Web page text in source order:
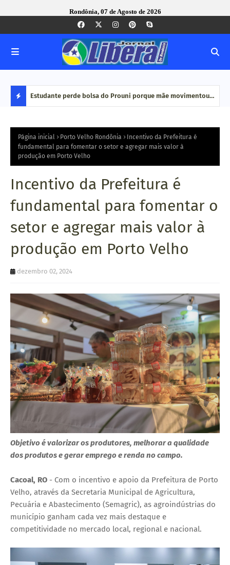
Rondônia, 07 de Agosto de 2026
S
A
Estudante perde bolsa do Prouni porque mãe movimentou
renda', diz
Página inicial Porto Velho Rondônia
Incentivo da Prefeitura é
fundamental para fomentar o setor e agregar mais valor à
produção em Porto Velho
Incentivo da Prefeitura é
fundamental para fomentar o
setor e agregar mais valor à
produção em Porto Velho
dezembro 02, 2024
Objetivo é valorizar os produtores, melhorar a qualidade
dos produtos e gerar emprego e renda no campo.
Cacoal, RO - Com o incentivo e apoio da Prefeitura de Porto
Velho, através da Secretaria Municipal de Agricultura,
Pecuária e Abastecimento (Semagric), as agroindústrias do
município ganham cada vez mais destaque e
competitividade no mercado local, regional e nacional.